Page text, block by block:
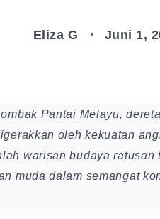
Eliza G Juni 1,
Pantai Melayu,
oleh kekuatan
warisan budaya
muda dalam semangat